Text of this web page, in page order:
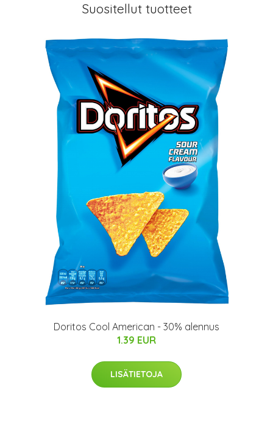
Suositellut tuotteet
Doritos Cool American - 30% alennus
1.39 EUR
LISÄTIETOJA